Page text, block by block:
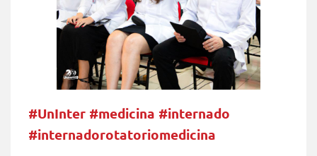
#UnInter #medicina #internado
#internadorotatoriomedicina